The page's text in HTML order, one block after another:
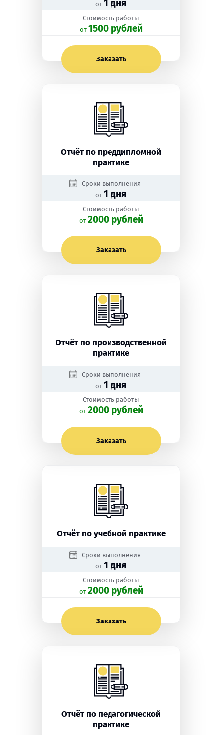
от 1 дня
Стоимость работы
oт 1500 рублей
Заказать
Отчёт по преддипломной
практике
Сроки выполнения
от 1 дня
Стоимость работы
oт 2000 рублей
Заказать
Отчёт по производственной
практике
Сроки выполнения
от 1 дня
Стоимость работы
oт 2000 рублей
Заказать
Отчёт по учебной практике
Сроки выполнения
от 1 дня
Стоимость работы
oт 2000 рублей
Заказать
Отчёт по педагогической
практике